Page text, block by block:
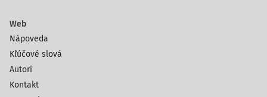
Web
Nápoveda
Kľúčové slová
Autori
Kontakt